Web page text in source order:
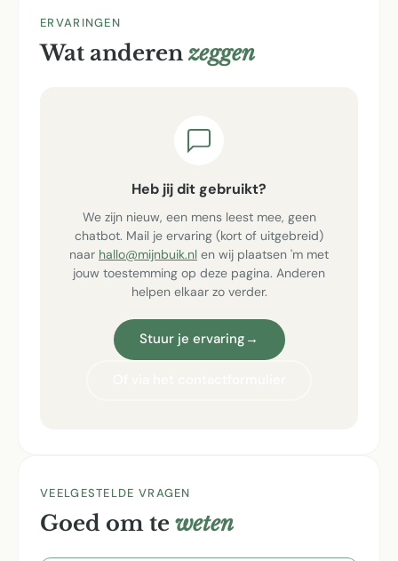
ERVARINGEN
Wat anderenzeggen
Heb jij dit gebruikt?
We zijn nieuw, een mens leest mee, geen
chatbot. Mail je ervaring (kort of uitgebreid)
naar hallo@mijnbuik.nl en wij plaatsen 'm met
jouw toestemming op deze pagina. Anderen
helpen elkaar zo verder.
Stuur je ervaring →
VEELGESTELDE VRAGEN
Goed om te weten